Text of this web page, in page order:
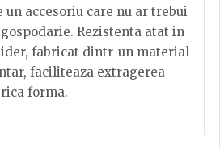
un accesoriu care nu ar trebui
Rezistenta atat in
fabricat dintr-un material
faciliteaza extragerea
forma.